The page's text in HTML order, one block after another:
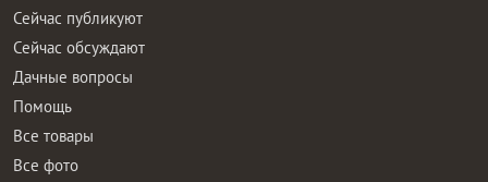
Сейчас публикуют
Сейчас обсуждают
Дачные вопросы
Помощь
Все товары
Все фото